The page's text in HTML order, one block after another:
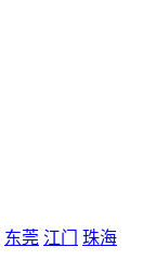
东莞 江门 珠海